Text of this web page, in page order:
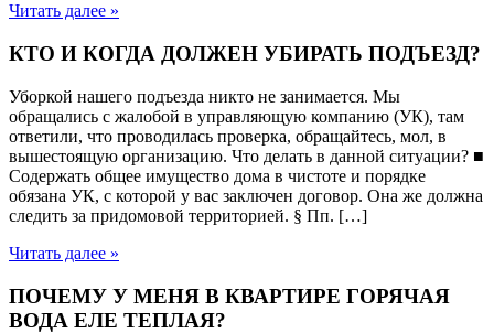
Читать далее »
КТО И КОГДА ДОЛЖЕН УБИРАТЬ ПОДЪЕЗД?
Уборкой нашего подъезда никто не занимается. Мы
обращались с жалобой в управляющую компанию (УК), там
ответили, что проводилась проверка, обращайтесь, мол, в
вышестоящую организацию. Что делать в данной ситуации? ■
Содержать общее имущество дома в чистоте и порядке
обязана УК, с которой у вас заключен договор. Она же должна
следить за придомовой территорией. § Пп. […]
Читать далее »
ПОЧЕМУ У МЕНЯ В КВАРТИРЕ ГОРЯЧАЯ
ВОДА ЕЛЕ ТЕПЛАЯ?